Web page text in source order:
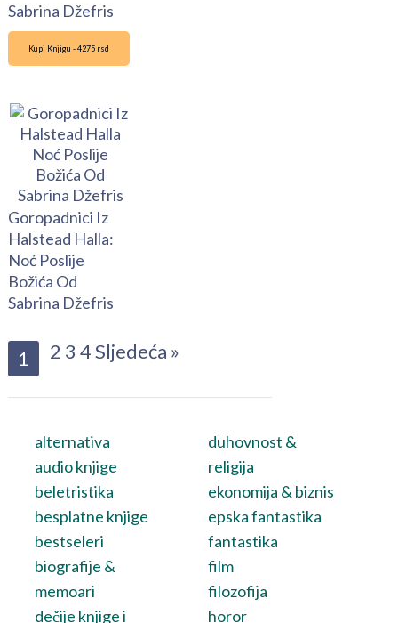
Sabrina Džefris
Kupi Knjigu - 4275 rsd
Goropadnici Iz
Halstead Halla:
Noć Poslije
Božića Od
Sabrina Džefris
1 2 3 4Sljedeća »
alternativa
audio knjige
beletristika
besplatne knjige
bestseleri
biografije &
memoari
dečije knjige i
duhovnost &
religija
ekonomija & biznis
epska fantastika
fantastika
film
filozofija
horor